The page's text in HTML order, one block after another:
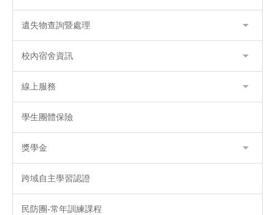
遺失物查詢暨處理
校內宿舍資訊
線上服務
學生團體保險
獎學金
跨域自主學習認證
民防團-常年訓練課程